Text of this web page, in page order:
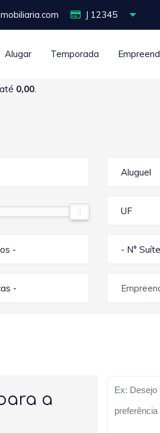
J 12345
Alugar Temporada
0,00
Aluguel
UF
- - N°
-
a